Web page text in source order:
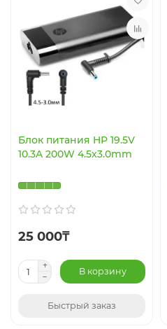
Блок питания HP 19.5V
10.3A 200W 4.5x3.0mm
25 000₸
В корзину
Быстрый заказ